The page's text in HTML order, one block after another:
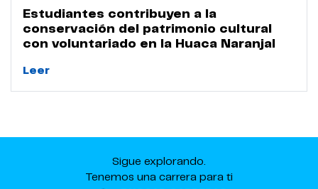
Estudiantes contribuyen a la
conservación del patrimonio cultural
con voluntariado en la Huaca Naranjal
Leer
Sigue explorando.
Tenemos una carrera para ti